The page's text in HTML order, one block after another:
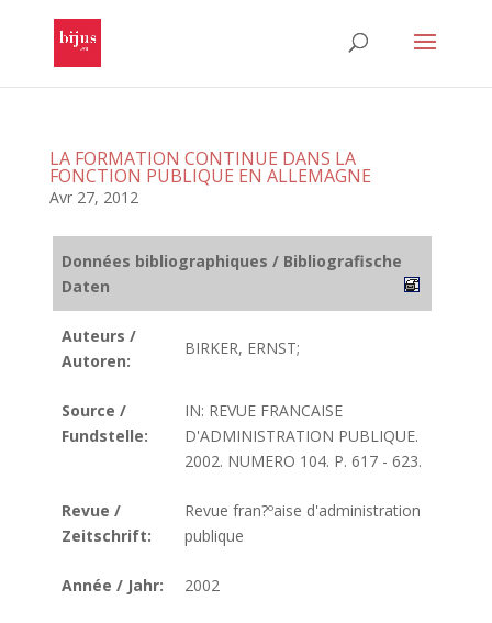
LA FORMATION CONTINUE DANS LA
FONCTION PUBLIQUE EN ALLEMAGNE
Avr 27, 2012
Données bibliographiques / Bibliografische
Daten
Auteurs /
Autoren:
BIRKER, ERNST;
Source /
Fundstelle:
IN: REVUE FRANCAISE
D'ADMINISTRATION PUBLIQUE.
2002. NUMERO 104. P. 617 - 623.
Revue /
Zeitschrift:
Revue fran?ºaise d'administration
publique
Année / Jahr: 2002